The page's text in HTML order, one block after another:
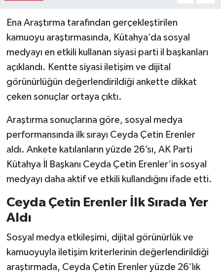
Ena Araştırma tarafından gerçekleştirilen
kamuoyu araştırmasında, Kütahya’da sosyal
medyayı en etkili kullanan siyasi parti il başkanları
açıklandı. Kentte siyasi iletişim ve dijital
görünürlüğün değerlendirildiği ankette dikkat
çeken sonuçlar ortaya çıktı.
Araştırma sonuçlarına göre, sosyal medya
performansında ilk sırayı Ceyda Çetin Erenler
aldı. Ankete katılanların yüzde 26’sı, AK Parti
Kütahya İl Başkanı Ceyda Çetin Erenler’in sosyal
medyayı daha aktif ve etkili kullandığını ifade etti.
Ceyda Çetin Erenler İlk Sırada Yer
Aldı
Sosyal medya etkileşimi, dijital görünürlük ve
kamuoyuyla iletişim kriterlerinin değerlendirildiği
araştırmada, Ceyda Çetin Erenler yüzde 26’lık
Sağlık
Seri İlan
Siyaset
Spor
Teknoloji
Vefat Haberleri